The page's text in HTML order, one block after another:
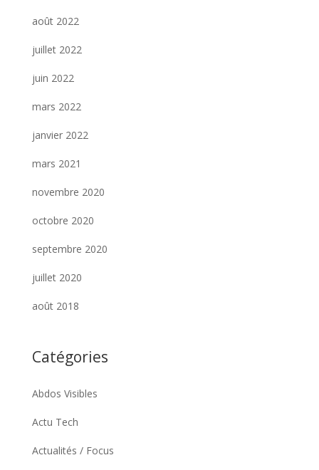
août 2022
juillet 2022
juin 2022
mars 2022
janvier 2022
mars 2021
novembre 2020
octobre 2020
septembre 2020
juillet 2020
août 2018
Catégories
Abdos Visibles
Actu Tech
Actualités / Focus